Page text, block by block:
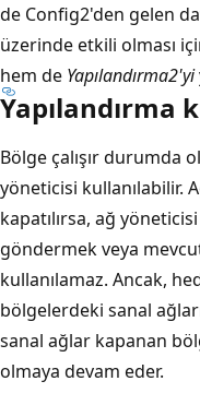
de Config2'den gelen
üzerinde etkili olması
hem de Yapılandırma2'yi
Yapılandırma
Bölge çalışır durumda
yöneticisi kullanılabilir.
kapatılırsa, ağ
göndermek veya
kullanılamaz. Ancak,
bölgelerdeki sanal
sanal ağlar kapanan
olmaya devam eder.